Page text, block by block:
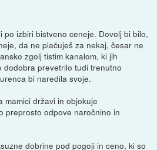
po izbiri bistveno ceneje. Dovolj bi bilo,
da ne plačuješ za nekaj, česar ne
zgolj tistim kanalom, ki jih
dodobra prevetrilo tudi trenutno
bi naredila svoje.
mamici državi in objokuje
preprosto odpove naročnino in
dobrine pod pogoji in ceno, ki so